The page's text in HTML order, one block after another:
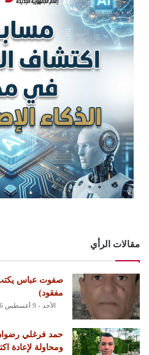
مقالات الرأي
‏صفوت عباس
مفقود)
الأحد - 9 أغسطس 2026
حمد فرغلي
ومحاولة لإعادة